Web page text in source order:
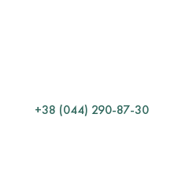
+38 (044) 290-87-30